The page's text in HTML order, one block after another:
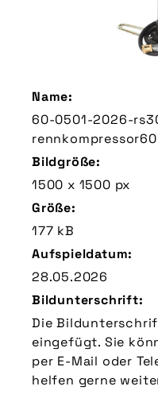
Name:
60-0501-2026-
Bildgröße:
1500 x 1500 px
Größe:
177 kB
Aufspieldatum:
28.05.2026
Bildunterschrift:
Die
eingefügt. Sie
per E-Mail oder
helfen gerne